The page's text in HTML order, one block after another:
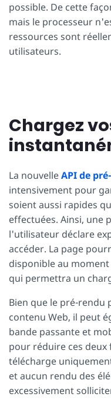
possible. De cette
mais le processeur
ressources sont
utilisateurs.
Chargez
La nouvelleAPI de
intensivement pour
soient aussi rapides
effectuées. Ainsi, une
l'utilisateur déclare
accéder. La page
disponible au
qui permettra un
Bien que le pré-rendu
contenu Web, il peut
bande passante et
pour réduire ces deux
télécharge
et aucun rendu des
excessivement